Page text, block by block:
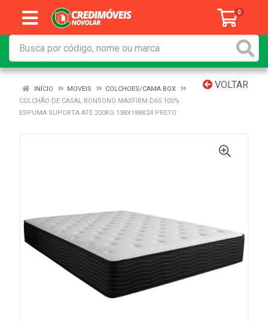
0
VOLTAR
INÍCIO MOVEIS
COLCHOES/CAMA BOX
COLCHÃO DE CASAL BONSONO MAXFIRM D65 100%
ESPUMA SUPORTA ATÉ 200KG 138X188X24 PRETO